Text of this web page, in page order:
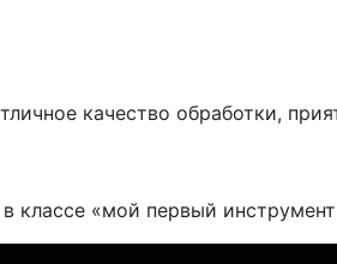
качество обработки,
классе «мой первый